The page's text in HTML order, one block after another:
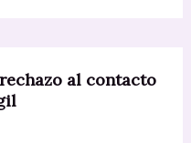
al contacto